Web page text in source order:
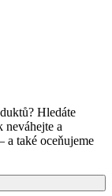
Hledáte
neváhejte a
a také oceňujeme